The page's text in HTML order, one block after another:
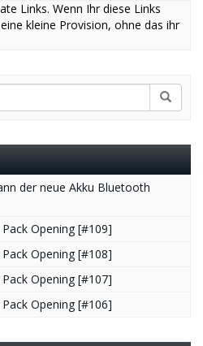
Links. Wenn Ihr diese Links
kleine Provision, ohne das ihr
der neue Akku Bluetooth
Opening [#109]
Opening [#108]
Opening [#107]
Opening [#106]